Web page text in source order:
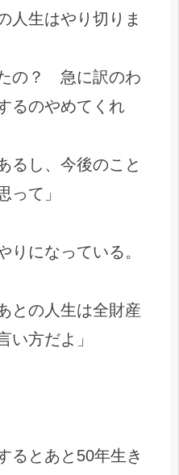
人生はやり切りま
の？ 急に訳のわ
るのやめてくれ
るし、今後のこと
って」
りになっている。
との人生は全財産
い方だよ」
るとあと50年生き